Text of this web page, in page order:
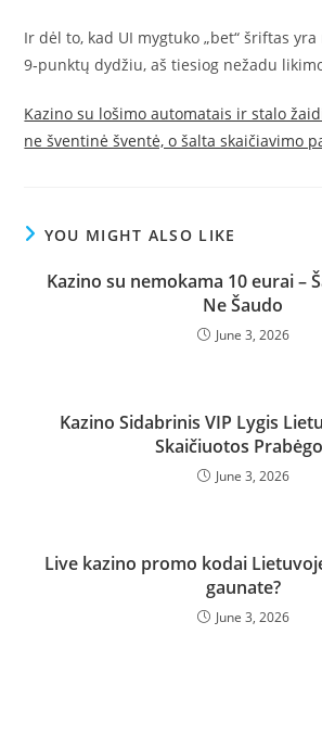
Ir dėl to, kad UI mygtuko „bet“ šriftas
9‑punktų dydžiu, aš tiesiog nežadu
Kazino su lošimo automatais ir stalo
ne šventinė šventė, o šalta skaičiavimo
YOU MIGHT ALSO LIKE
Kazino su nemokama 10 eurai –
Ne Šaudo
June 3, 2026
Kazino Sidabrinis VIP Lygis
Skaičiuotos
June 3, 2026
Live kazino promo kodai
gaunate?
June 3, 2026